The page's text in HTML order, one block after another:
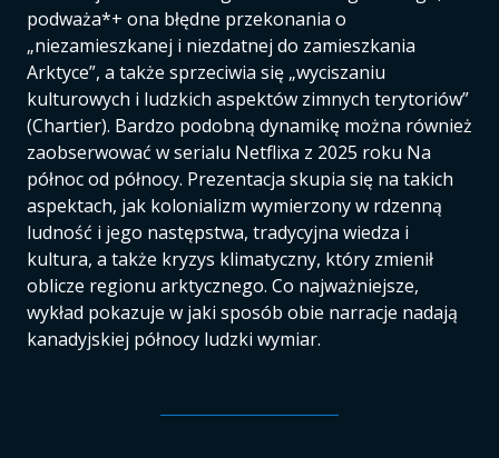
podważa*+ ona błędne przekonania o
„niezamieszkanej i niezdatnej do zamieszkania
Arktyce”, a także sprzeciwia się „wyciszaniu
kulturowych i ludzkich aspektów zimnych terytoriów”
(Chartier). Bardzo podobną dynamikę można również
zaobserwować w serialu Netflixa z 2025 roku Na
północ od północy. Prezentacja skupia się na takich
aspektach, jak kolonializm wymierzony w rdzenną
ludność i jego następstwa, tradycyjna wiedza i
kultura, a także kryzys klimatyczny, który zmienił
oblicze regionu arktycznego. Co najważniejsze,
wykład pokazuje w jaki sposób obie narracje nadają
kanadyjskiej północy ludzki wymiar.